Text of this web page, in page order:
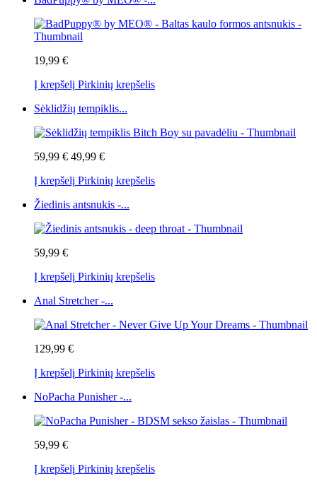
19,99 €
Į krepšelį Pirkinių krepšelis
Sėklidžių tempiklis...
59,99 € 49,99 €
Į krepšelį Pirkinių krepšelis
Žiedinis antsnukis -...
59,99 €
Į krepšelį Pirkinių krepšelis
Anal Stretcher -...
129,99 €
Į krepšelį Pirkinių krepšelis
NoPacha Punisher -...
59,99 €
Į krepšelį Pirkinių krepšelis